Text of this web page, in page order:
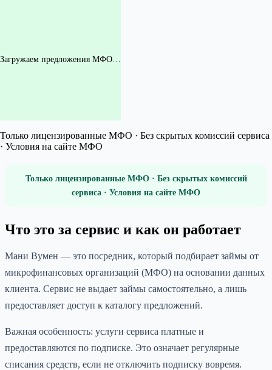
Загружаем предложения МФО…
Только лицензированные МФО · Без скрытых комиссий сервиса
· Условия на сайте МФО
Только лицензированные МФО · Без скрытых комиссий
сервиса · Условия на сайте МФО
Что это за сервис и как он работает
Мани Вумен — это посредник, который подбирает займы от
микрофинансовых организаций (МФО) на основании данных
клиента. Сервис не выдает займы самостоятельно, а лишь
предоставляет доступ к каталогу предложений.
Важная особенность: услуги сервиса платные и
предоставляются по подписке. Это означает регулярные
списания средств, если не отключить подписку вовремя.